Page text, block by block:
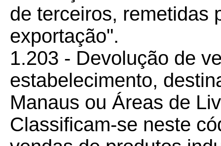
de terceiros, remetidas
exportação".
1.203 - Devolução de
estabelecimento,
Manaus ou Áreas de
Classificam-se neste